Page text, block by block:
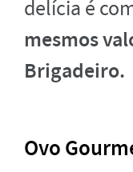
delícia é
mesmos
Brigadeiro.
Ovo